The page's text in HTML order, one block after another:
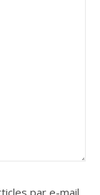
par e-mail.